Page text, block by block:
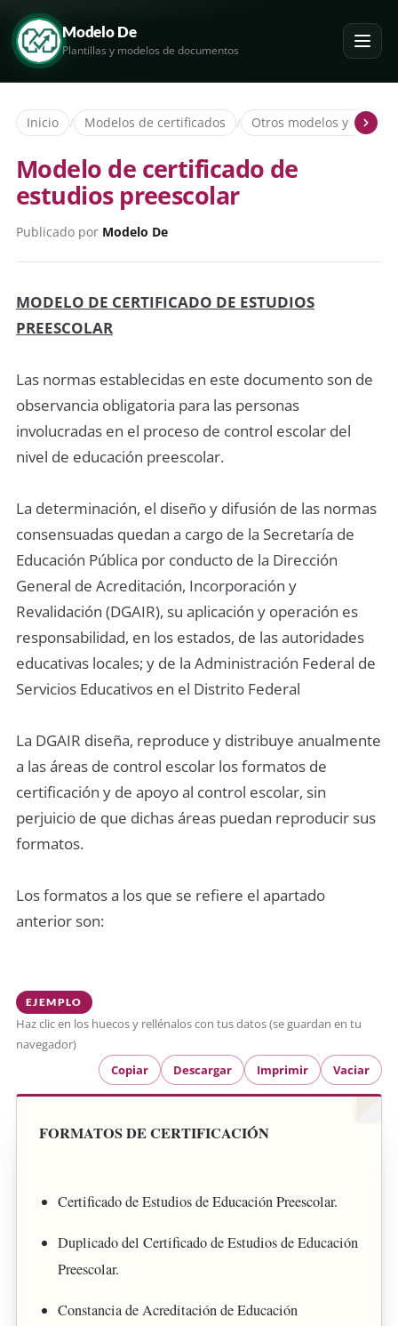
Modelo De
Plantillas y modelos de documentos
Inicio / Modelos de certificados / Otros modelos y
Modelo de certificado de
estudios preescolar
Publicado por Modelo De
MODELO DE CERTIFICADO DE ESTUDIOS
PREESCOLAR
Las normas establecidas en este documento son de
observancia obligatoria para las personas
involucradas en el proceso de control escolar del
nivel de educación preescolar.
La determinación, el diseño y difusión de las normas
consensuadas quedan a cargo de la Secretaría de
Educación Pública por conducto de la Dirección
General de Acreditación, Incorporación y
Revalidación (DGAIR), su aplicación y operación es
responsabilidad, en los estados, de las autoridades
educativas locales; y de la Administración Federal de
Servicios Educativos en el Distrito Federal
La DGAIR diseña, reproduce y distribuye anualmente
a las áreas de control escolar los formatos de
certificación y de apoyo al control escolar, sin
perjuicio de que dichas áreas puedan reproducir sus
formatos.
Los formatos a los que se refiere el apartado
anterior son:
EJEMPLO
Haz clic en los huecos y rellénalos con tus datos (se guardan en tu
navegador)
Copiar
Descargar Imprimir Vaciar
FORMATOS DE CERTIFICACIÓN
Certificado de Estudios de Educación Preescolar.
Duplicado del Certificado de Estudios de Educación
Preescolar.
Constancia de Acreditación de Educación